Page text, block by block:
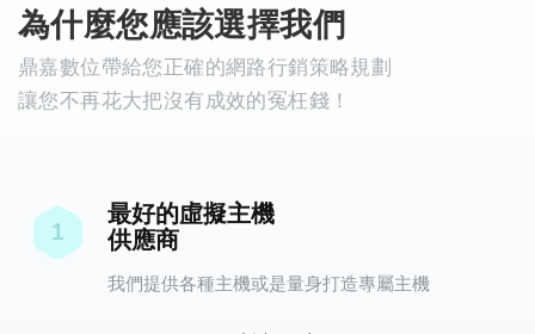
為什麼您應該選擇我們
鼎嘉數位帶給您正確的網路行銷策略規劃
讓您不再花大把沒有成效的冤枉錢！
1
最好的虛擬主機
供應商
我們提供各種主機或是量身打造專屬主機